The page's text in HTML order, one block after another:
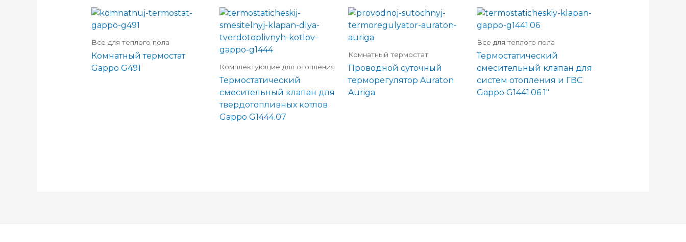
Все для теплого пола
Комнатный термостат
Gappo G491
Комплектующие для отопления
Термостатический
смесительный клапан для
твердотопливных котлов
Gappo G1444.07
Комнатный термостат
Проводной суточный
терморегулятор Auraton
Auriga
Все для теплого пола
Термостатический
смесительный клапан для
систем отопления и ГВС
Gappo G1441.06 1″